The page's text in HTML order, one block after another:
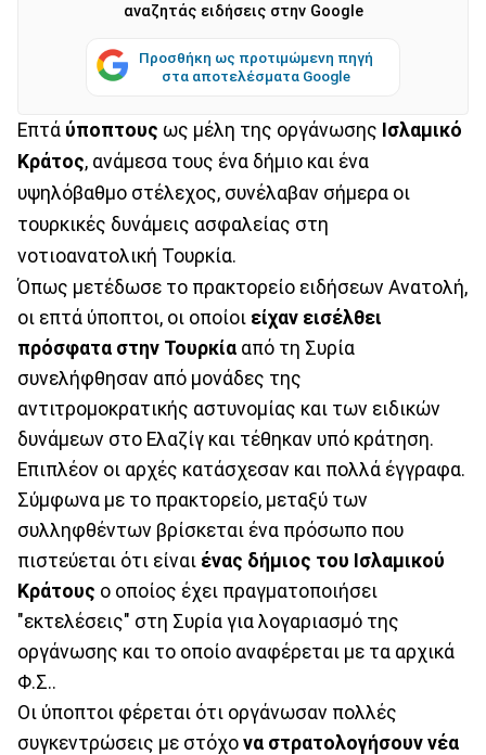
αναζητάς ειδήσεις στην Google
Προσθήκη ως προτιμώμενη πηγή
στα αποτελέσματα Google
Επτά ύποπτους ως μέλη της οργάνωσης Ισλαμικό
Κράτος, ανάμεσα τους ένα δήμιο και ένα
υψηλόβαθμο στέλεχος, συνέλαβαν σήμερα οι
τουρκικές δυνάμεις ασφαλείας στη
νοτιοανατολική Τουρκία.
Όπως μετέδωσε το πρακτορείο ειδήσεων Ανατολή,
οι επτά ύποπτοι, οι οποίοι είχαν εισέλθει
πρόσφατα στην Τουρκία από τη Συρία
συνελήφθησαν από μονάδες της
αντιτρομοκρατικής αστυνομίας και των ειδικών
δυνάμεων στο Ελαζίγ και τέθηκαν υπό κράτηση.
Επιπλέον οι αρχές κατάσχεσαν και πολλά έγγραφα.
Σύμφωνα με το πρακτορείο, μεταξύ των
συλληφθέντων βρίσκεται ένα πρόσωπο που
πιστεύεται ότι είναι ένας δήμιος του Ισλαμικού
Κράτους ο οποίος έχει πραγματοποιήσει
"εκτελέσεις" στη Συρία για λογαριασμό της
οργάνωσης και το οποίο αναφέρεται με τα αρχικά
Φ.Σ..
Οι ύποπτοι φέρεται ότι οργάνωσαν πολλές
συγκεντρώσεις με στόχο να στρατολογήσουν νέα